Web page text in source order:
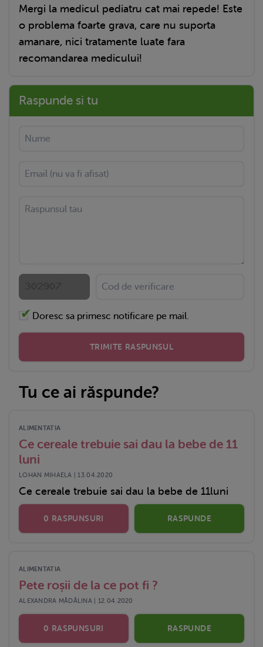
Mergi la medicul pediatru cat mai repede! Este
o problema foarte grava, care nu suporta
amanare, nici tratamente luate fara
recomandarea medicului!
Raspunde si tu
Doresc sa primesc notificare pe mail.
TRIMITE RASPUNSUL
Tu ce ai răspunde?
ALIMENTATIA
Ce cereale trebuie sai dau la bebe de 11
luni
LOHAN MIHAELA | 13.04.2020
Ce cereale trebuie sai dau la bebe de 11luni
0 RASPUNSURI RASPUNDE
ALIMENTATIA
Pete roșii de la ce pot fi ?
ALEXANDRA MĂDĂLINA | 12.04.2020
0 RASPUNSURI RASPUNDE